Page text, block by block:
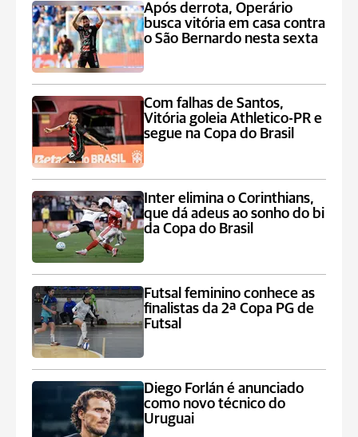
Após derrota, Operário
busca vitória em casa contra
o São Bernardo nesta sexta
Com falhas de Santos,
Vitória goleia Athletico-PR e
segue na Copa do Brasil
Inter elimina o Corinthians,
que dá adeus ao sonho do bi
da Copa do Brasil
Futsal feminino conhece as
finalistas da 2ª Copa PG de
Futsal
Diego Forlán é anunciado
como novo técnico do
Uruguai